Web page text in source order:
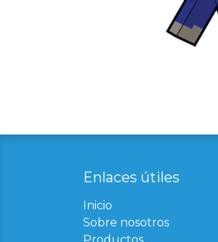
Enlaces útil​es
Inicio
Sobre nosotros